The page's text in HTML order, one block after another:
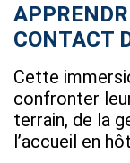
CONTACT
Cette
confronter
terrain, de la
l’accueil en